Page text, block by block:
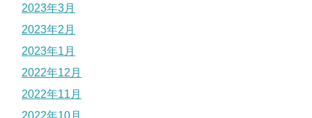
2023年3月
2023年2月
2023年1月
2022年12月
2022年11月
2022年10月